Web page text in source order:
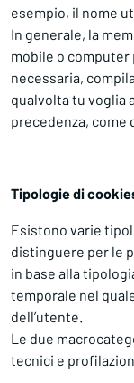
esempio, il nome
In generale, la
mobile o
necessaria,
qualvolta tu voglia
precedenza, come
Tipologie di
Esistono varie
distinguere per le
in base alla
temporale nel
dell’utente.
Le due
tecnici e